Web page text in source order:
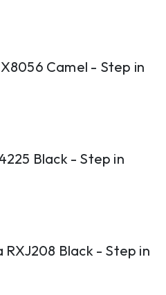
PRODUKTU
Camel - Step in
PRODUKTU
Black - Step in
PRODUKTU
Black - Step in